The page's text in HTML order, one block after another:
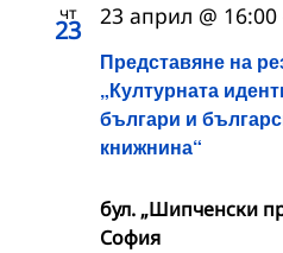
чт
23
Представяне на
„Културната
българи и
книжнина“
23 април @ 16:00
бул. „Шипченски
София